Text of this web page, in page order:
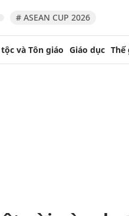
# ASEAN CUP 2026
tộc và Tôn giáo Giáo dục Thế